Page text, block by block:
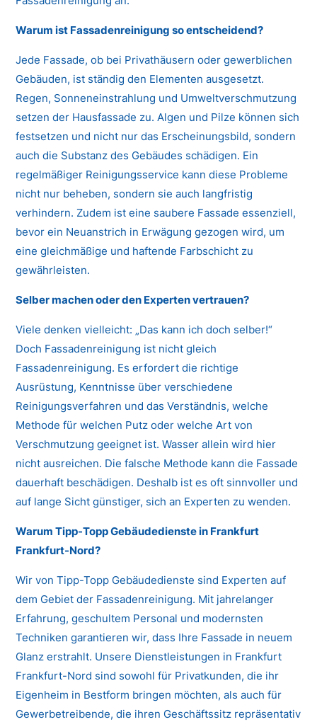
Warum ist Fassadenreinigung so entscheidend?
Jede Fassade, ob bei Privathäusern oder gewerblichen
Gebäuden, ist ständig den Elementen ausgesetzt.
Regen, Sonneneinstrahlung und Umweltverschmutzung
setzen der Hausfassade zu. Algen und Pilze können sich
festsetzen und nicht nur das Erscheinungsbild, sondern
auch die Substanz des Gebäudes schädigen. Ein
regelmäßiger Reinigungsservice kann diese Probleme
nicht nur beheben, sondern sie auch langfristig
verhindern. Zudem ist eine saubere Fassade essenziell,
bevor ein Neuanstrich in Erwägung gezogen wird, um
eine gleichmäßige und haftende Farbschicht zu
gewährleisten.
Selber machen oder den Experten vertrauen?
Viele denken vielleicht: „Das kann ich doch selber!“
Doch Fassadenreinigung ist nicht gleich
Fassadenreinigung. Es erfordert die richtige
Ausrüstung, Kenntnisse über verschiedene
Reinigungsverfahren und das Verständnis, welche
Methode für welchen Putz oder welche Art von
Verschmutzung geeignet ist. Wasser allein wird hier
nicht ausreichen. Die falsche Methode kann die Fassade
dauerhaft beschädigen. Deshalb ist es oft sinnvoller und
auf lange Sicht günstiger, sich an Experten zu wenden.
Warum Tipp-Topp Gebäudedienste in Frankfurt
Frankfurt-Nord?
Wir von Tipp-Topp Gebäudedienste sind Experten auf
dem Gebiet der Fassadenreinigung. Mit jahrelanger
Erfahrung, geschultem Personal und modernsten
Techniken garantieren wir, dass Ihre Fassade in neuem
Glanz erstrahlt. Unsere Dienstleistungen in Frankfurt
Frankfurt-Nord sind sowohl für Privatkunden, die ihr
Eigenheim in Bestform bringen möchten, als auch für
Gewerbetreibende, die ihren Geschäftssitz repräsentativ